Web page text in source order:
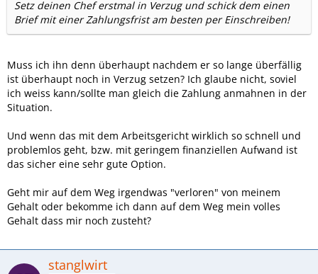
Setz deinen Chef erstmal in Verzug und schick dem einen
Brief mit einer Zahlungsfrist am besten per Einschreiben!
Muss ich ihn denn überhaupt nachdem er so lange überfällig
ist überhaupt noch in Verzug setzen? Ich glaube nicht, soviel
ich weiss kann/sollte man gleich die Zahlung anmahnen in der
Situation.
Und wenn das mit dem Arbeitsgericht wirklich so schnell und
problemlos geht, bzw. mit geringem finanziellen Aufwand ist
das sicher eine sehr gute Option.
Geht mir auf dem Weg irgendwas "verloren" von meinem
Gehalt oder bekomme ich dann auf dem Weg mein volles
Gehalt dass mir noch zusteht?
stanglwirt